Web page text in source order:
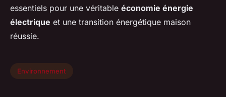
essentiels pour une véritable économie énergie
électrique et une transition énergétique maison
réussie.
Environnement